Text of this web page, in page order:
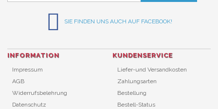
SIE FINDEN UNS AUCH AUF FACEBOOK!
INFORMATION
Impressum
AGB
Widerrufsbelehrung
Datenschutz
KUNDENSERVICE
Liefer-und Versandkosten
Zahlungsarten
Bestellung
Bestell-Status